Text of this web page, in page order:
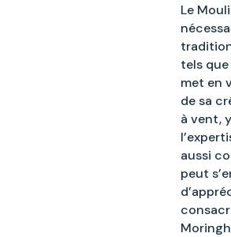
Le
tels
met en
de sa
à vent,
aussi
peut